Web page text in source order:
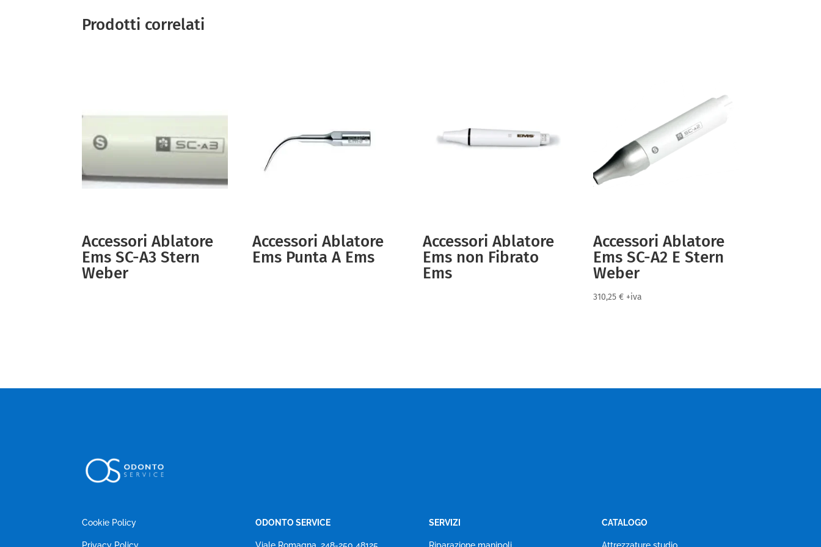
Prodotti correlati
Accessori Ablatore
Ems SC-A3 Stern
Weber
Accessori Ablatore
Ems Punta A Ems
Accessori Ablatore
Ems non Fibrato
Ems
Accessori Ablatore
Ems SC-A2 E Stern
Weber
310,25€ +iva
Cookie Policy ODONTO SERVICE SERVIZI CATALOGO